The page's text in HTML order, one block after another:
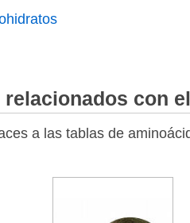
con
a las tablas de